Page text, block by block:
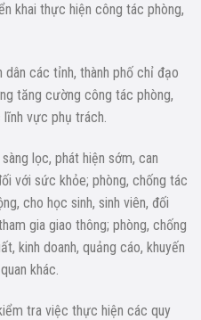
khai thực hiện công tác phòng,
dân các tỉnh, thành phố chỉ đạo
tăng cường công tác phòng,
vực phụ trách.
lọc, phát hiện sớm, can
với sức khỏe; phòng, chống tác
cho học sinh, sinh viên, đối
gia giao thông; phòng, chống
kinh doanh, quảng cáo, khuyến
khác.
tra việc thực hiện các quy